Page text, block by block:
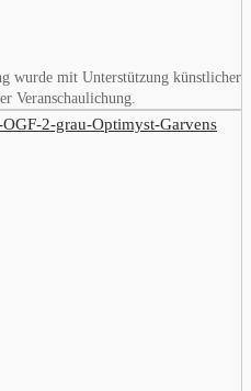
wurde mit Unterstützung künstlicher
Veranschaulichung.